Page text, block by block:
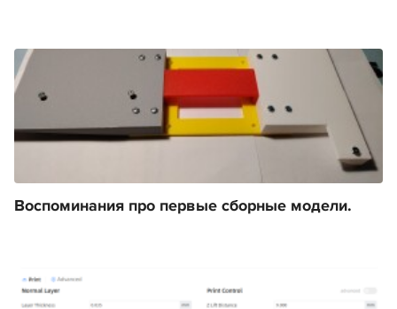
Воспоминания про первые сборные модели.